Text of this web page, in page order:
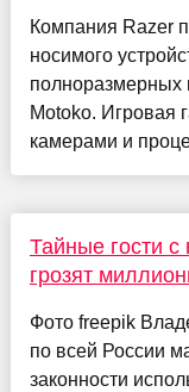
Компания Razer
носимого
полноразмерных
Motoko. Игровая
камерами и
Тайные гости
грозят
Фото freepik
по всей России
законности